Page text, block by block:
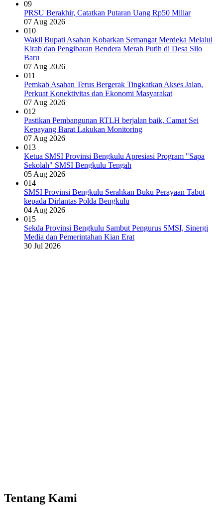
09
PRSU Berakhir, Catatkan Putaran Uang Rp50 Miliar
07 Aug 2026
010
Wakil Bupati Asahan Kobarkan Semangat Merdeka Melalui
Kirab dan Pengibaran Bendera Merah Putih di Desa Silo
Baru
07 Aug 2026
011
Pemkab Asahan Terus Bergerak Tingkatkan Akses Jalan,
Perkuat Konektivitas dan Ekonomi Masyarakat
07 Aug 2026
012
Pastikan Pembangunan RTLH berjalan baik, Camat Sei
Kepayang Barat Lakukan Monitoring
07 Aug 2026
013
Ketua SMSI Provinsi Bengkulu Apresiasi Program "Sapa
Sekolah" SMSI Bengkulu Tengah
05 Aug 2026
014
SMSI Provinsi Bengkulu Serahkan Buku Perayaan Tabot
kepada Dirlantas Polda Bengkulu
04 Aug 2026
015
Sekda Provinsi Bengkulu Sambut Pengurus SMSI, Sinergi
Media dan Pemerintahan Kian Erat
30 Jul 2026
Tentang Kami